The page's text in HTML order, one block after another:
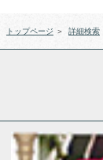
トップページ ＞ 詳細検索